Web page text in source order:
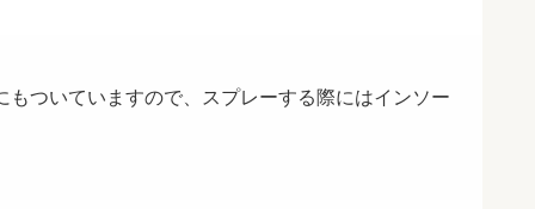
ついていますので、スプレーする際にはインソー